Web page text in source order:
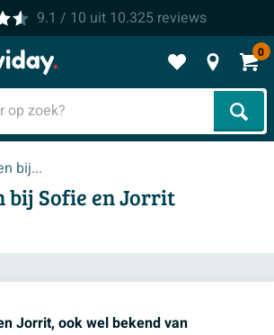
9.1 / 10 uit 10.325reviews
0
bij...
bij Sofie en Jorrit
Jorrit, ook wel bekend van